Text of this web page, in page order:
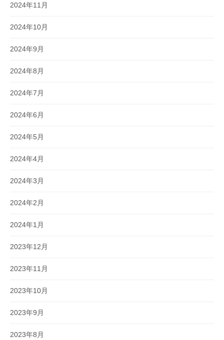
2024年11月
2024年10月
2024年9月
2024年8月
2024年7月
2024年6月
2024年5月
2024年4月
2024年3月
2024年2月
2024年1月
2023年12月
2023年11月
2023年10月
2023年9月
2023年8月